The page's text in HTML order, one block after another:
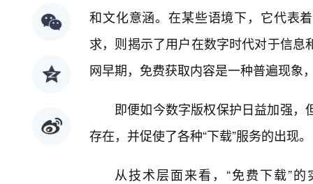
和文化意涵。在某些语境下，它代表
求，则揭示了用户在数字时代对于信
网早期，免费获取内容是一种普遍现象
即便如今数字版权保护日益加强
存在，并促使了各种“下载”服务的出现。
从技术层面来看，“免费下载”